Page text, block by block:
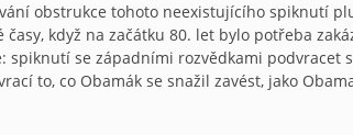
obstrukce tohoto neexistujícího spiknutí
když na začátku 80. let bylo potřeba
spiknutí se západními rozvědkami podvracet
to, co Obamák se snažil zavést, jako